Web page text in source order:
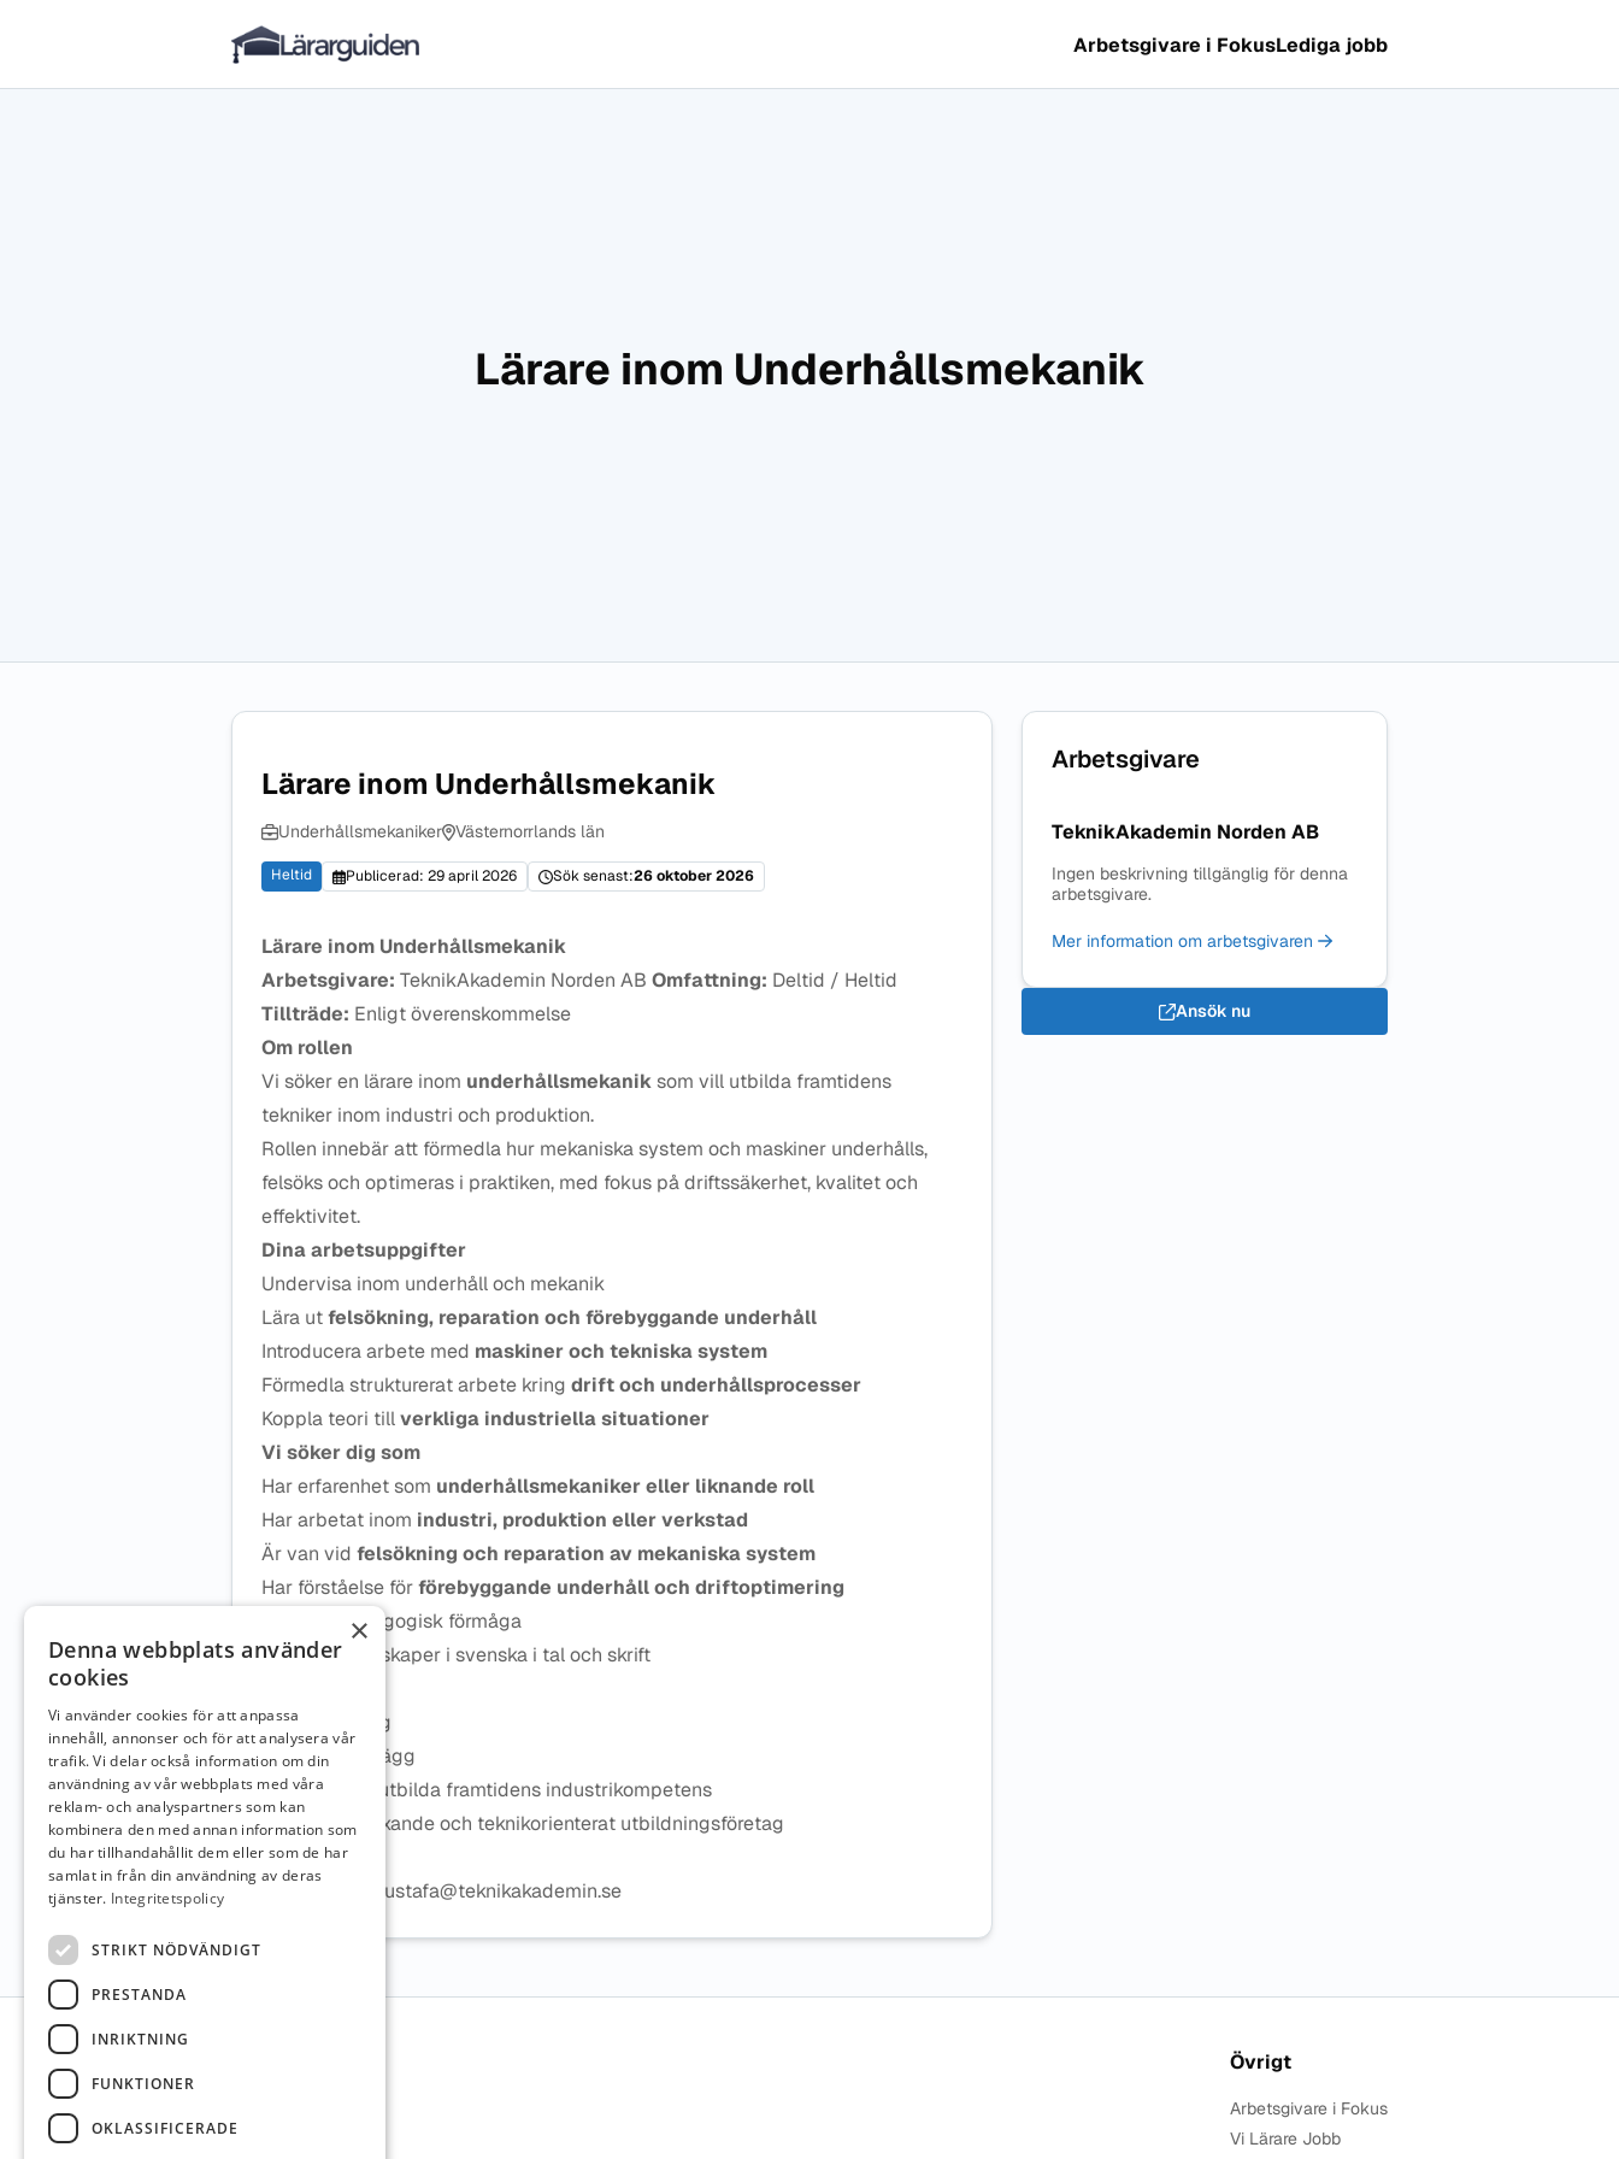
Hoppa till innehåll
Lärarguiden Arbetsgivare i FokusLediga jobb
Lärare inom Underhållsmekanik
Lärare inom Underhållsmekanik
Underhållsmekaniker Västernorrlands län
Heltid Publicerad: 29 april 2026 Sök senast:26 oktober 2026
Lärare inom Underhållsmekanik
Arbetsgivare: TeknikAkademin Norden AB Omfattning: Deltid / Heltid
Tillträde: Enligt överenskommelse
Om rollen
Vi söker en lärare inom underhållsmekaniksom vill utbilda framtidens
tekniker inom industri och produktion.
Rollen innebär att förmedla hur mekaniska system och maskiner underhålls,
felsöks och optimeras i praktiken, med fokus på driftssäkerhet, kvalitet och
effektivitet.
Dina arbetsuppgifter
Undervisa inom underhåll och mekanik
Lära utfelsökning, reparation och förebyggande underhåll
Introducera arbete med maskiner och tekniska system
Förmedla strukturerat arbete kring drift och underhållsprocesser
Koppla teori tillverkliga industriella situationer
Vi söker dig som
Har erfarenhet som underhållsmekaniker eller liknande roll
Har arbetat inom industri, produktion eller verkstad
Är van vid felsökning och reparation av mekaniska system
Har förståelse förförebyggande underhåll och driftoptimering
Har god pedagogisk förmåga
Har goda kunskaper i svenska i tal och skrift
Hög ersättning
Flexibelt upplägg
Möjlighet att utbilda framtidens industrikompetens
En roll i ett växande och teknikorienterat utbildningsföretag
Kontakt
malcolm.mustafa@teknikakademin.se
Arbetsgivare
TeknikAkademin Norden AB
Ingen beskrivning tillgänglig för denna
arbetsgivare.
Mer information om arbetsgivaren
Ansök nu
Sidfot
Övrigt
Arbetsgivare i Fokus
Vi Lärare Jobb
×
Denna webbplats använder
cookies
Vi använder cookies för att anpassa
innehåll, annonser och för att analysera vår
trafik. Vi delar också information om din
användning av vår webbplats med våra
reklam- och analyspartners som kan
kombinera den med annan information som
du har tillhandahållit dem eller som de har
samlat in från din användning av deras
tjänster. Integritetspolicy
STRIKT NÖDVÄNDIGT
PRESTANDA
INRIKTNING
FUNKTIONER
OKLASSIFICERADE